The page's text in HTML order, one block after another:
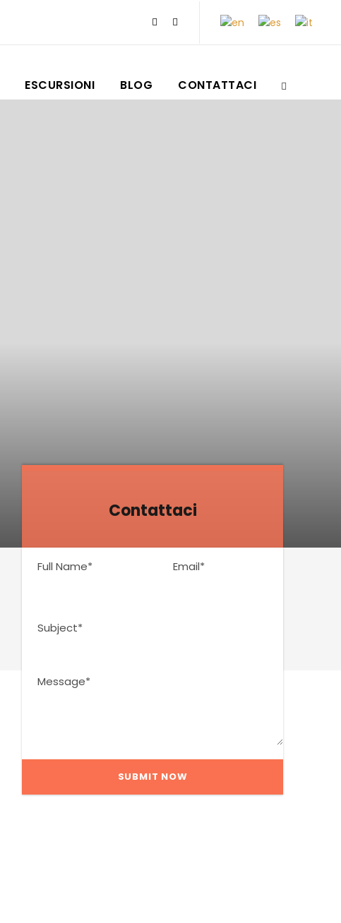
ESCURSIONI BLOG CONTATTACI
Contattaci